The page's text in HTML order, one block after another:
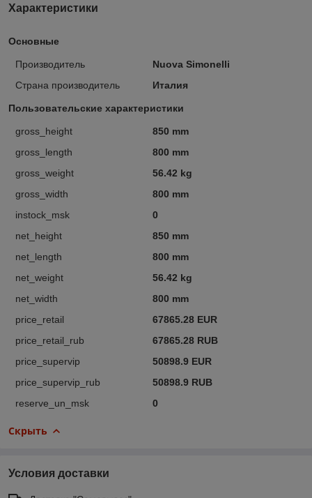
Характеристики
Основные
Производитель
Nuova Simonelli
Страна производитель
Италия
Пользовательские характеристики
gross_height
850 mm
gross_length
800 mm
gross_weight
56.42 kg
gross_width
800 mm
instock_msk
0
net_height
850 mm
net_length
800 mm
net_weight
56.42 kg
net_width
800 mm
price_retail
67865.28 EUR
price_retail_rub
67865.28 RUB
price_supervip
50898.9 EUR
price_supervip_rub
50898.9 RUB
reserve_un_msk
0
Скрыть
Условия доставки